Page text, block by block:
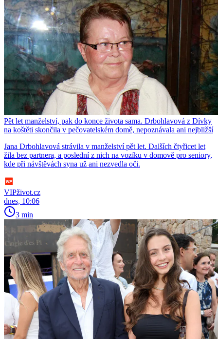
Pět let manželství, pak do konce života sama. Drbohlavová z Dívky
na koštěti skončila v pečovatelském domě, nepoznávala ani nejbližší
Jana Drbohlavová strávila v manželství pět let. Dalších čtyřicet let
žila bez partnera, a poslední z nich na vozíku v domově pro seniory,
kde při návštěvách syna už ani nezvedla oči.
VIPživot.cz
dnes, 10:06
3 min